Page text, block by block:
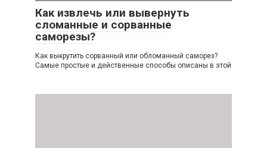
Как извлечь или вывернуть
сломанные и сорванные
саморезы?
Как выкрутить сорванный или обломанный саморез?
Самые простые и действенные способы описаны в этой